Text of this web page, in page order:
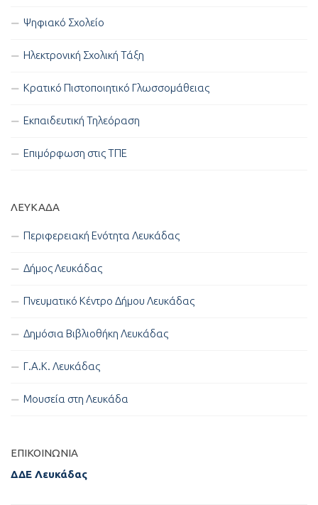
Ψηφιακό Σχολείο
Ηλεκτρονική Σχολική Τάξη
Κρατικό Πιστοποιητικό Γλωσσομάθειας
Εκπαιδευτική Τηλεόραση
Επιμόρφωση στις ΤΠΕ
ΛΕΥΚΑΔΑ
Περιφερειακή Ενότητα Λευκάδας
Δήμος Λευκάδας
Πνευματικό Κέντρο Δήμου Λευκάδας
Δημόσια Βιβλιοθήκη Λευκάδας
Γ.Α.Κ. Λευκάδας
Μουσεία στη Λευκάδα
ΕΠΙΚΟΙΝΩΝΊΑ
ΔΔΕ Λευκάδας